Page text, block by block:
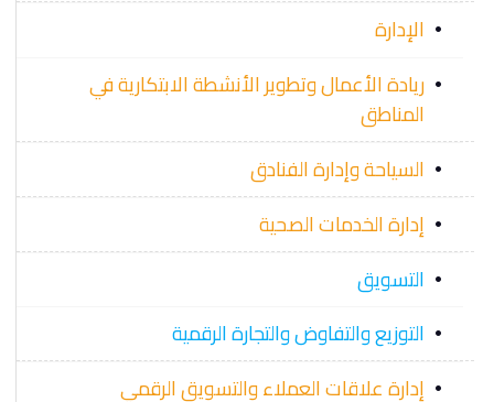
الإدارة
ريادة الأعمال وتطوير الأنشطة الابتكارية في
المناطق
السياحة وإدارة الفنادق
إدارة الخدمات الصحية
التسويق
التوزيع والتفاوض والتجارة الرقمية
إدارة علاقات العملاء والتسويق الرقمي